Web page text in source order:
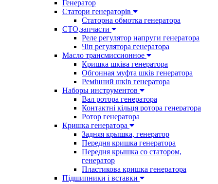
Генератор
Cтатори генераторів
Статорна обмотка генератора
СТО,запчасти
Реле регулятор напруги генератора
Чіп регулятора генератора
Масло трансмиссионное
Кришка шківа генератора
Обгонная муфта шків генератора
Ремінний шків генератора
Наборы инструментов
Вал ротора генератора
Контактні кільця ротора генератора
Ротор генератора
Кришка генератора
Задняя крышка, генератор
Передня кришка генератора
Передня крышка со статором,
генератор
Пластикова кришка генератора
Підшипники і вставки